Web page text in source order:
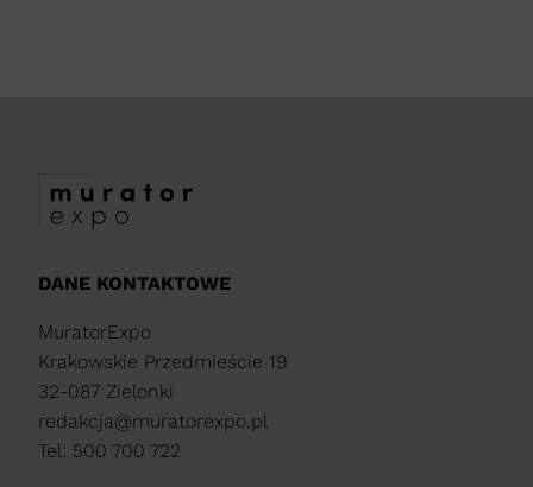
DANE KONTAKTOWE
MuratorExpo
Krakowskie Przedmieście 19
32-087 Zielonki
redakcja@muratorexpo.pl
Tel: 500 700 722